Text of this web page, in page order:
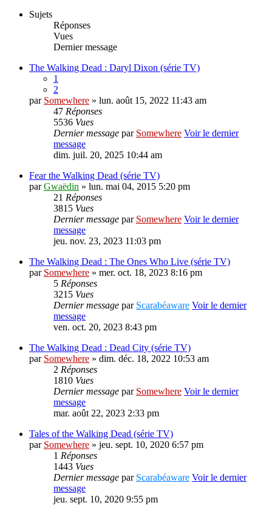
Sujets
Réponses
Vues
Dernier message
The Walking Dead : Daryl Dixon (série TV)
1
2
par Somewhere » lun. août 15, 2022 11:43 am
47 Réponses
5536 Vues
Dernier message par Somewhere Voir le dernier
message
dim. juil. 20, 2025 10:44 am
Fear the Walking Dead (série TV)
parGwaëdin » lun. mai 04, 2015 5:20 pm
21 Réponses
3815 Vues
Dernier message par Somewhere Voir le dernier
message
jeu. nov. 23, 2023 11:03 pm
The Walking Dead : The Ones Who Live (série TV)
par Somewhere » mer. oct. 18, 2023 8:16 pm
5 Réponses
3215 Vues
Dernier message par Scarabéaware Voir le dernier
message
ven. oct. 20, 2023 8:43 pm
The Walking Dead : Dead City (série TV)
par Somewhere » dim. déc. 18, 2022 10:53 am
2 Réponses
1810 Vues
Dernier message par Somewhere Voir le dernier
message
mar. août 22, 2023 2:33 pm
Tales of the Walking Dead (série TV)
par Somewhere » jeu. sept. 10, 2020 6:57 pm
1 Réponses
1443 Vues
Dernier message par Scarabéaware Voir le dernier
message
jeu. sept. 10, 2020 9:55 pm